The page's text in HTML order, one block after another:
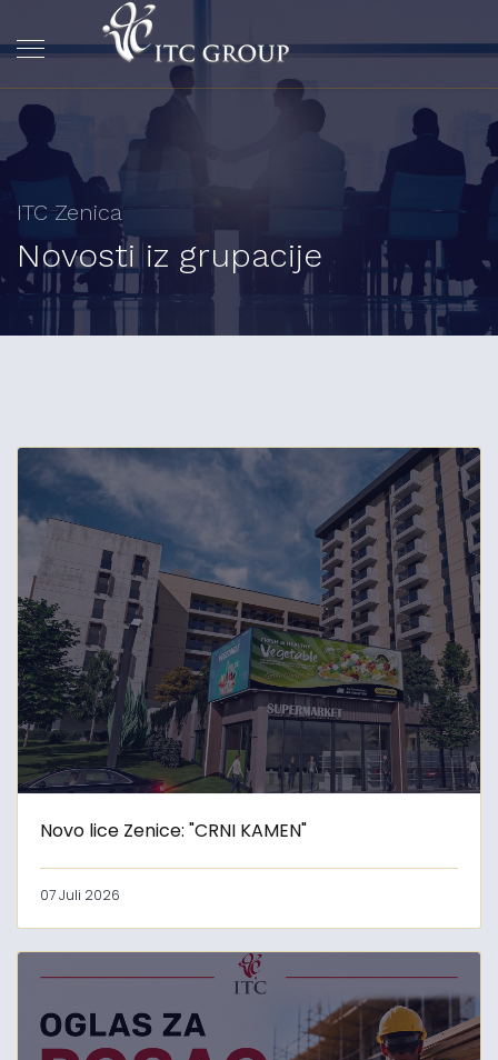
ITC Zenica
Novosti iz grupacije
Novo lice Zenice: "CRNI KAMEN"
07 Juli 2026